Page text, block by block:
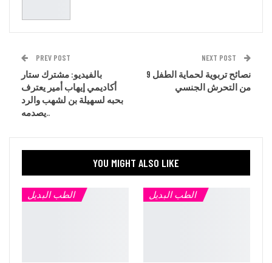
PREV POST
بالفيديو: مشترك ستار
أكاديمي إيهاب أمير يعترف
بحبه لسهيلة بن لشهب والرد
يصدمه..
NEXT POST
9 نصائح تربوية لحماية الطفل
من التحرش الجنسي
YOU MIGHT ALSO LIKE
الطب البديل الطب البديل